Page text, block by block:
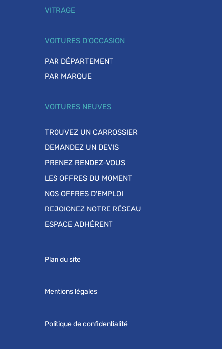
VITRAGE
VOITURES D'OCCASION
PAR DÉPARTEMENT
PAR MARQUE
VOITURES NEUVES
TROUVEZ UN CARROSSIER
DEMANDEZ UN DEVIS
PRENEZ RENDEZ-VOUS
LES OFFRES DU MOMENT
NOS OFFRES D'EMPLOI
REJOIGNEZ NOTRE RÉSEAU
ESPACE ADHÉRENT
Plan du site
Mentions légales
Politique de confidentialité